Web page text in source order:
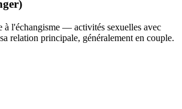
à l'échangisme — activités sexuelles avec
relation principale, généralement en couple.